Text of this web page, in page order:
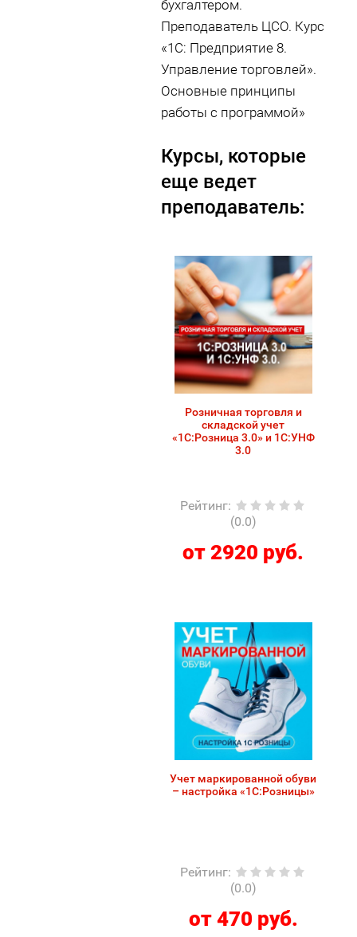
бухгалтером.
Преподаватель ЦСО. Курс
«1С: Предприятие 8.
Управление торговлей».
Основные принципы
работы с программой»
Курсы, которые
еще ведет
преподаватель:
Розничная торговля и
складской учет
«1С:Розница 3.0» и 1С:УНФ
3.0
Рейтинг:
(0.0)
от 2920 руб.
Учет маркированной обуви
– настройка «1С:Розницы»
Рейтинг:
(0.0)
от 470 руб.